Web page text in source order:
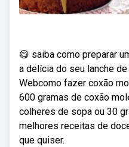
😋 saiba como preparar
a delícia do seu lanche
Webcomo fazer coxão
600 gramas de coxão
colheres de sopa ou 30
melhores receitas de
que quiser.